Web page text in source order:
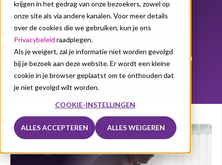
krijgen in het gedrag van onze bezoekers, zowel op
onze site als via andere kanalen. Voor meer details
over de cookies die we gebruiken, kun je ons
Privacybeleid raadplegen.
Als je weigert, zal je informatie niet worden gevolgd
bij je bezoek aan deze website. Er wordt een kleine
cookie in je browser geplaatst om te onthouden dat
je niet gevolgd wilt worden.
COOKIE-INSTELLINGEN
ALLES ACCEPTEREN ALLES WEIGEREN
Posts over Hoger
onderwijs
Blijf op de hoogte van de allernieuwste trends en
productinnovaties!